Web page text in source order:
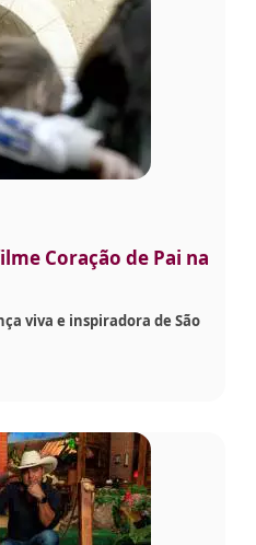
Coração de Pai na
viva e inspiradora de São